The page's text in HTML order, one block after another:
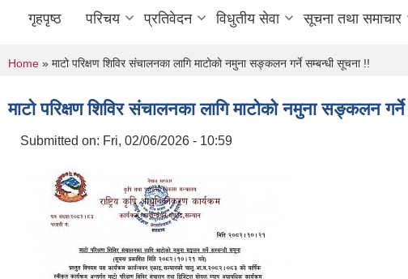
गृहपृष्ठ परिचय प्रतिवेदन विधुतीय सेवा सूचना तथा समाचार
You are here
Home » माटो परिक्षण शिविर संचालनका लागि माटोको नमुना सङ्कलन गर्ने सम्बन्धी सूचना !!
माटो परिक्षण शिविर संचालनका लागि माटोको नमुना सङ्कलन
Submitted on: Fri, 02/06/2026 - 10:59